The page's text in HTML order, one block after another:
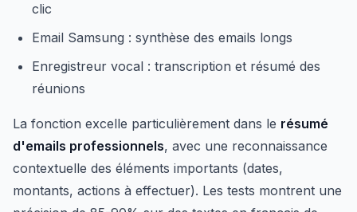
clic
Email Samsung : synthèse des emails longs
Enregistreur vocal : transcription et résumé des
réunions
La fonction excelle particulièrement dans le résumé
d'emails professionnels, avec une reconnaissance
contextuelle des éléments importants (dates,
montants, actions à effectuer). Les tests montrent une